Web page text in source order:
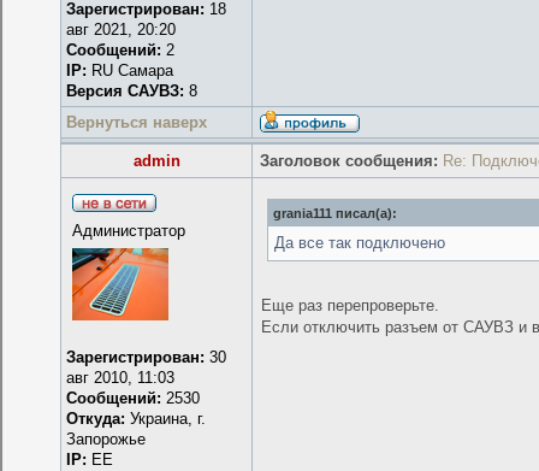
Зарегистрирован: 18
авг 2021, 20:20
Сообщений: 2
IP: RU Самара
Версия САУВЗ: 8
Вернуться наверх
admin Заголовок сообщения: Re:
Администратор
Зарегистрирован: 30
авг 2010, 11:03
Сообщений: 2530
Откуда: Украина, г.
Запорожье
IP: EE
grania111 писал(а):
Да все так подключено
Еще раз перепроверьте.
Если отключить разъем от САУВЗ и